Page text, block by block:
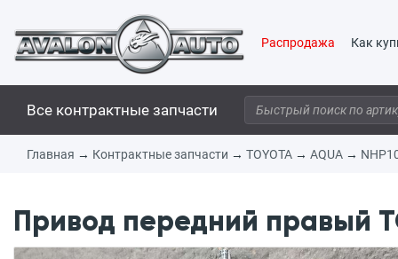
Распродажа Как
Все контрактные запчасти
Главная → Контрактные запчасти → TOYOTA → AQUA →
Привод передний правый